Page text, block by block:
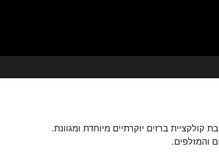
ברזים יוקרתיים מיוחדת ומגוונת.
והמזלפים.